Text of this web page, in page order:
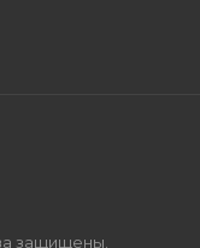
защищены.